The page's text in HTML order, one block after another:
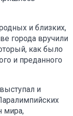
и близких,
города вручили
как было
и преданного
и
мира,